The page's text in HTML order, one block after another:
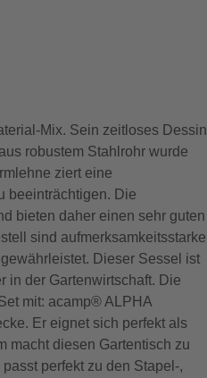
Mix. Sein zeitloses Dessin
robustem Stahlrohr wurde
ziert eine
beeinträchtigen. Die
bieten daher einen sehr guten
sind aufmerksamkeitsstarke
Dieser Sessel ist
in der Gartenwirtschaft. Die
mit: acamp® ALPHA
Er eignet sich perfekt als
macht diesen Gartentisch zu
perfekt zu den Stapel-,